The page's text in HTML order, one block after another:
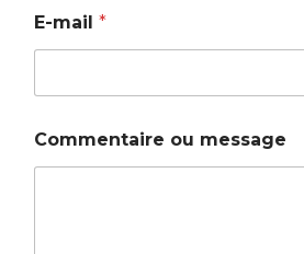
l
E
m
i
E-mail *
Commentaire ou message